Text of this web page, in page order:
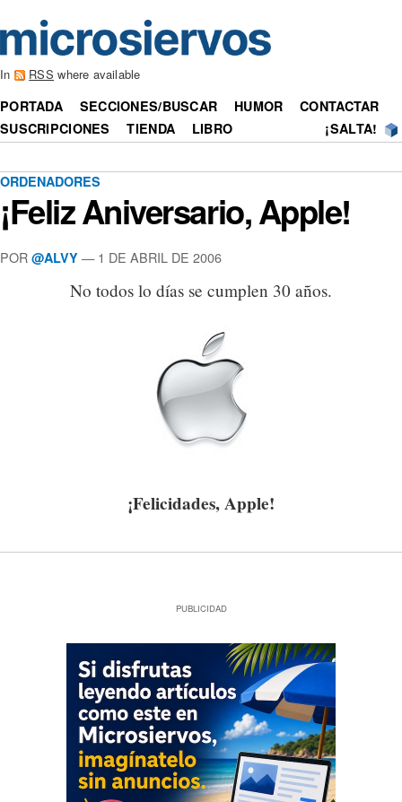
In RSS where available
PORTADA SECCIONES/BUSCAR HUMOR
CONTACTAR
SUSCRIPCIONES
TIENDA LIBRO ¡SALTA!
ORDENADORES
¡Feliz Aniversario, Apple!
POR @ALVY — 1 DE ABRIL DE 2006
No todos lo días se cumplen 30 años.
¡Felicidades, Apple!
PUBLICIDAD